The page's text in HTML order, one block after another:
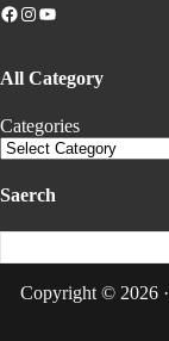
Facebook
Instagram
YouTube
All Category
Categories
Saerch
Copyright © 2026 ·